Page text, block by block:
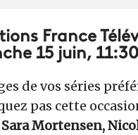
France
15 juin,
de vos séries
pas cette
Mortensen,